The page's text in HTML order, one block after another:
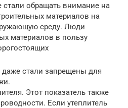
обращать внимание на
материалов на
среду. Люди
материалов в пользу
стали запрещены для
Этот показатель также
Если утеплитель